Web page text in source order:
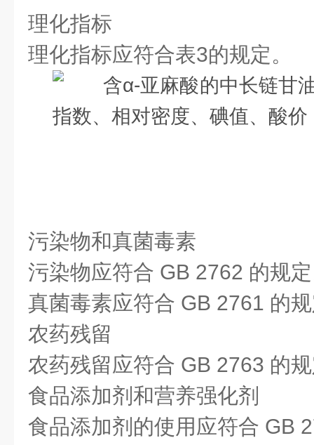
理化指标
理化指标应符合表3的规定。
污染物和真菌毒素
污染物应符合 GB 2762 的规
真菌毒素应符合 GB 2761 的
农药残留
农药残留应符合 GB 2763 的
食品添加剂和营养强化剂
食品添加剂的使用应符合 GB